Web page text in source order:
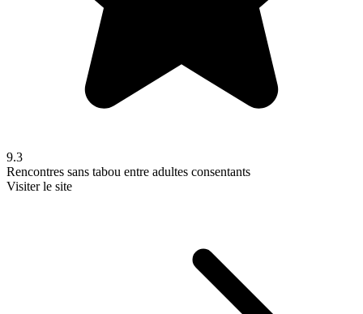
9.3
Rencontres sans tabou entre adultes consentants
Visiter le site